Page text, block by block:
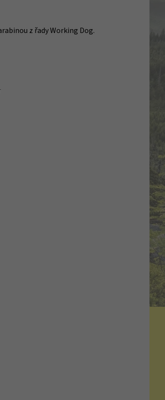
z řady Working Dog.